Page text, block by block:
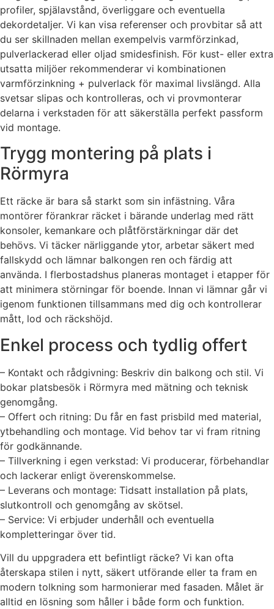
profiler, spjälavstånd, överliggare och eventuella
dekordetaljer. Vi kan visa referenser och provbitar så att
du ser skillnaden mellan exempelvis varmförzinkad,
pulverlackerad eller oljad smidesfinish. För kust- eller extra
utsatta miljöer rekommenderar vi kombinationen
varmförzinkning + pulverlack för maximal livslängd. Alla
svetsar slipas och kontrolleras, och vi provmonterar
delarna i verkstaden för att säkerställa perfekt passform
vid montage.
Trygg montering på plats i
Rörmyra
Ett räcke är bara så starkt som sin infästning. Våra
montörer förankrar räcket i bärande underlag med rätt
konsoler, kemankare och plåtförstärkningar där det
behövs. Vi täcker närliggande ytor, arbetar säkert med
fallskydd och lämnar balkongen ren och färdig att
använda. I flerbostadshus planeras montaget i etapper för
att minimera störningar för boende. Innan vi lämnar går vi
igenom funktionen tillsammans med dig och kontrollerar
mått, lod och räckshöjd.
Enkel process och tydlig offert
– Kontakt och rådgivning: Beskriv din balkong och stil. Vi
bokar platsbesök i Rörmyra med mätning och teknisk
genomgång.
– Offert och ritning: Du får en fast prisbild med material,
ytbehandling och montage. Vid behov tar vi fram ritning
för godkännande.
– Tillverkning i egen verkstad: Vi producerar, förbehandlar
och lackerar enligt överenskommelse.
– Leverans och montage: Tidsatt installation på plats,
slutkontroll och genomgång av skötsel.
– Service: Vi erbjuder underhåll och eventuella
kompletteringar över tid.
Vill du uppgradera ett befintligt räcke? Vi kan ofta
återskapa stilen i nytt, säkert utförande eller ta fram en
modern tolkning som harmonierar med fasaden. Målet är
alltid en lösning som håller i både form och funktion.